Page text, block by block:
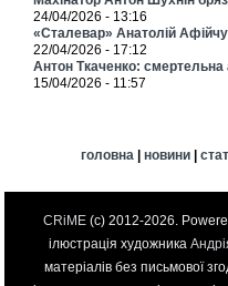
24/04/2026 - 13:16
«Сталевар» Анатолій
22/04/2026 - 17:12
Антон Ткаченко:
15/04/2026 - 11:57
головна | новини|
CRiME (c) 2012-2026.
ілюстрація художника
матеріалів без письмової